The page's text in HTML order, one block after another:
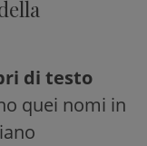
di testo
quei nomi in